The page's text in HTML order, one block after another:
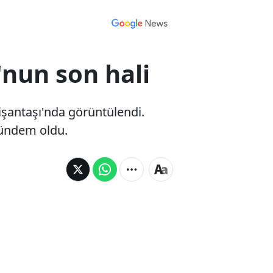
son hali
görüntülendi.
oldu.